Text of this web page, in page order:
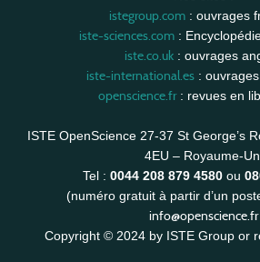
istegroup.com: ouvrages
iste-sciences.com:
iste.co.uk : ouvrages
iste-international.es:
openscience.fr: revues en
ISTE OpenScience 27-37 St George’s
4EU – Royaume-
Tel : 0044 208 879 4580 ou
(numéro gratuit à partir d’un
info@openscience.fr
Copyright © 2024 by ISTE Group or